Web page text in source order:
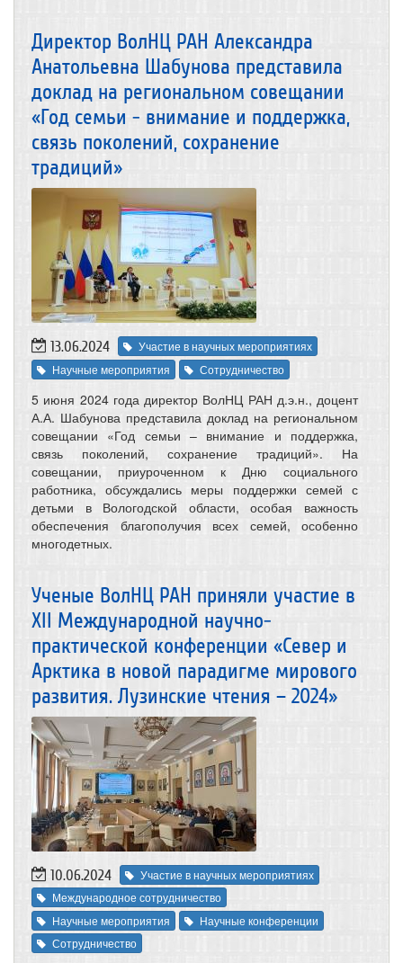
Директор ВолНЦ РАН Александра
Анатольевна Шабунова представила
доклад на региональном совещании
«Год семьи - внимание и поддержка,
связь поколений, сохранение
традиций»
13.06.2024
Участие в научных мероприятиях
Научные мероприятия
Сотрудничество
5 июня 2024 года директор ВолНЦ РАН д.э.н., доцент
А.А. Шабунова представила доклад на региональном
совещании «Год семьи – внимание и поддержка,
связь поколений, сохранение традиций». На
совещании, приуроченном к Дню социального
работника, обсуждались меры поддержки семей с
детьми в Вологодской области, особая важность
обеспечения благополучия всех семей, особенно
многодетных.
Ученые ВолНЦ РАН приняли участие в
XII Международной научно-
практической конференции «Север и
Арктика в новой парадигме мирового
развития. Лузинские чтения – 2024»
10.06.2024
Участие в научных мероприятиях
Международное сотрудничество
Научные мероприятия
Научные конференции
Сотрудничество